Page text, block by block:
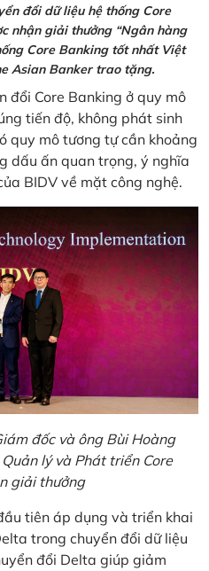
đổi dữ liệu hệ thống Core
nhận giải thưởng “Ngân hàng
Core Banking tốt nhất Việt
Asian Banker trao tặng.
đổi Core Banking ở quy mô
tiến độ, không phát sinh
quy mô tương tự cần khoảng
dấu ấn quan trọng, ý nghĩa
BIDV về mặt công nghệ.
đốc và ông Bùi Hoàng
lý và Phát triển Core
giải thưởng
tiên áp dụng và triển khai
trong chuyển đổi dữ liệu
đổi Delta giúp giảm